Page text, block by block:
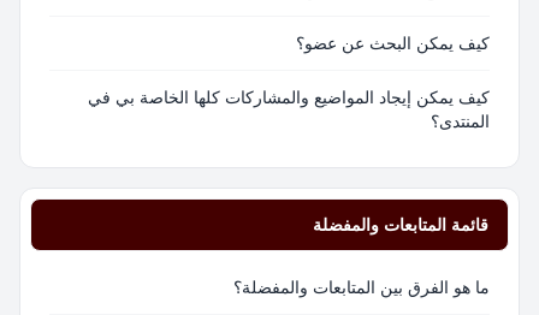
كيف يمكن البحث عن عضو؟
كيف يمكن إيجاد المواضيع والمشاركات كلها الخاصة بي في
المنتدى؟
قائمة المتابعات والمفضلة
ما هو الفرق بين المتابعات والمفضلة؟